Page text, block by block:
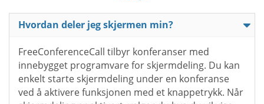
Hvordan deler jeg skjermen min?
FreeConferenceCall tilbyr konferanser med
innebygget programvare for skjermdeling. Du kan
enkelt starte skjermdeling under en konferanse
ved å aktivere funksjonen med et knappetrykk. Når